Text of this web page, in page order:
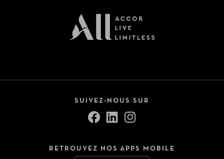
SUIVEZ-NOUS SUR
RETROUVEZ NOS APPS MOBILE